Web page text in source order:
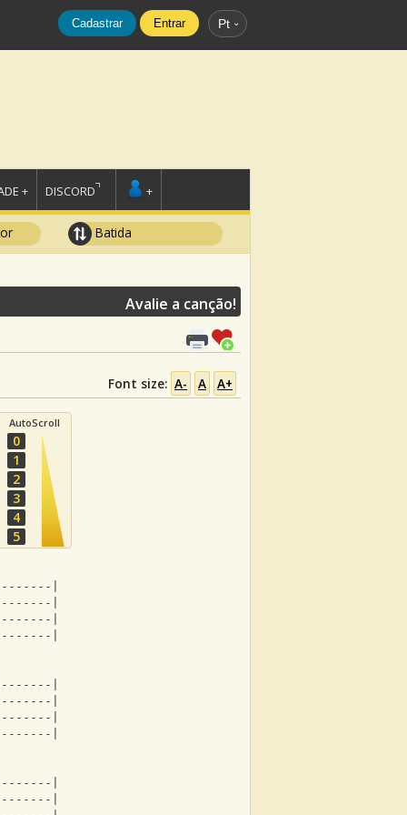
Cadastrar Entrar Pt
+ DISCORD +
Batida
Avalie a canção!
Font size: A- A A+
AutoScroll
0
1
2
3
4
5
|
|
|
|
|
|
|
|
|
|